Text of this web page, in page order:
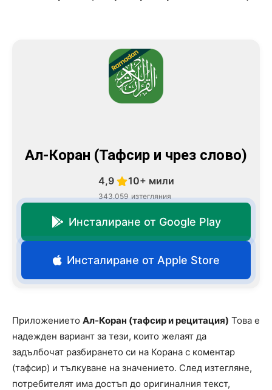
Ал-Коран (Тафсир и чрез слово)
4,9
343.059
10+ мили
изтегляния
Инсталиране от Google Play
Инсталиране от Apple Store
Приложението Ал-Коран (тафсир и рецитация) Това е
надежден вариант за тези, които желаят да
задълбочат разбирането си на Корана с коментар
(тафсир) и тълкуване на значението. След изтегляне,
потребителят има достъп до оригиналния текст,